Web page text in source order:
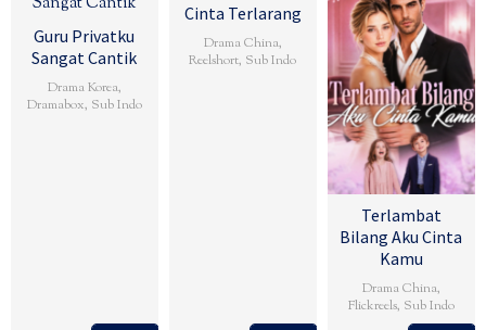
Guru Privatku
Sangat Cantik
Drama Korea,
Dramabox, Sub Indo
Cinta Terlarang
Drama China,
Reelshort, Sub Indo
Terlambat
Bilang Aku Cinta
Kamu
Drama China,
Flickreels, Sub Indo